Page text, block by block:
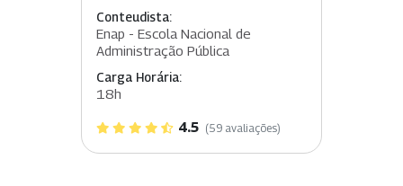
Conteudista:
Enap - Escola Nacional de
Administração Pública
Carga Horária:
18h
4.5 (59 avaliações)